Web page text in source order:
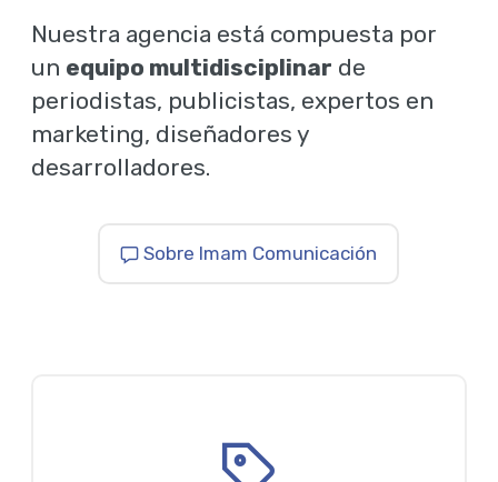
Nuestra agencia está compuesta por
un equipo multidisciplinar de
periodistas, publicistas, expertos en
marketing, diseñadores y
desarrolladores.
Sobre Imam Comunicación